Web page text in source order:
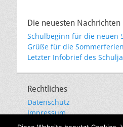
Die neuesten Nachrichten
Schulbeginn für die neuen
Grüße für die Sommerferien
Letzter Infobrief des
Rechtliches
Datenschutz
Impressum
E-Mail-Kommunikation